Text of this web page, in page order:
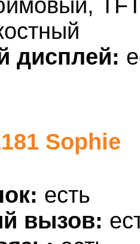
дисплей:
Sophie
есть
вызов: